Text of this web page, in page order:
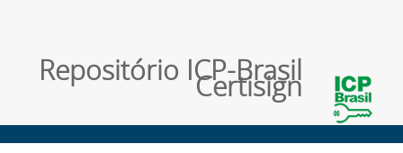
Repositório ICP-Brasil
Certisign